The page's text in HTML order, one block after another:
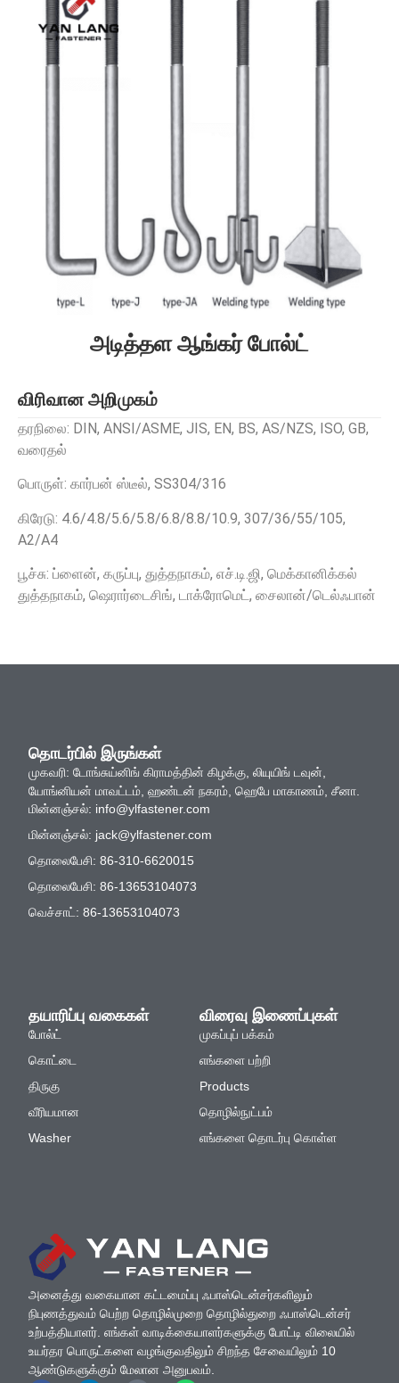
அடித்தள ஆங்கர் போல்ட்
விரிவான அறிமுகம்
தரநிலை: DIN, ANSI/ASME, JIS, EN, BS, AS/NZS, ISO, GB,
வரைதல்
பொருள்: கார்பன் ஸ்டீல், SS304/316
கிரேடு: 4.6/4.8/5.6/5.8/6.8/8.8/10.9, 307/36/55/105,
A2/A4
பூச்சு: ப்ளைன், கருப்பு, துத்தநாகம், எச்.டி.ஜி, மெக்கானிக்கல்
துத்தநாகம், ஷெரார்டைசிங், டாக்ரோமெட், சைலான்/டெல்ஃபான்
அனைத்து வகையான கட்டமைப்பு ஃபாஸ்டென்சர்களிலும்
நிபுணத்துவம் பெற்ற தொழில்முறை தொழில்துறை ஃபாஸ்டென்சர்
உற்பத்தியாளர். எங்கள் வாடிக்கையாளர்களுக்கு போட்டி விலையில்
உயர்தர பொருட்களை வழங்குவதிலும் சிறந்த சேவையிலும் 10
ஆண்டுகளுக்கும் மேலான அனுபவம்.
தயாரிப்பு வகைகள்
போல்ட்
கொட்டை
திருகு
வீரியமான
Washer
விரைவு இணைப்புகள்
முகப்புப் பக்கம்
எங்களை பற்றி
Products
தொழில்நுட்பம்
எங்களை தொடர்பு கொள்ள
தொடர்பில் இருங்கள்
முகவரி: டோங்சுய்னிங் கிராமத்தின் கிழக்கு, லியுயிங் டவுன்,
யோங்னியன் மாவட்டம், ஹண்டன் நகரம், ஹெபே மாகாணம், சீனா.
மின்னஞ்சல்: info@ylfastener.com
மின்னஞ்சல்: jack@ylfastener.com
தொலைபேசி: 86-310-6620015
தொலைபேசி: 86-13653104073
வெச்சாட்: 86-13653104073